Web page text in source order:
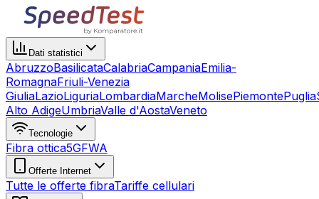
Dati statistici
AbruzzoBasilicataCalabriaCampaniaEmilia-
RomagnaFriuli-Venezia
GiuliaLazioLiguriaLombardiaMarcheMolisePiemontePuglia
Alto AdigeUmbriaValle d'AostaVeneto
Tecnologie
Fibra ottica5GFWA
Offerte Internet
Tutte le offerte fibraTariffe cellulari